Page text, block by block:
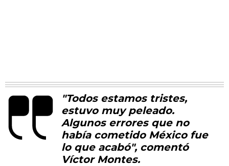
"Todos estamos tristes,
estuvo muy peleado.
Algunos errores que no
había cometido México fue
lo que acabó", comentó
Víctor Montes.